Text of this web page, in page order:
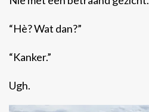
“Hè? Wat dan?”
“Kanker.”
Ugh.